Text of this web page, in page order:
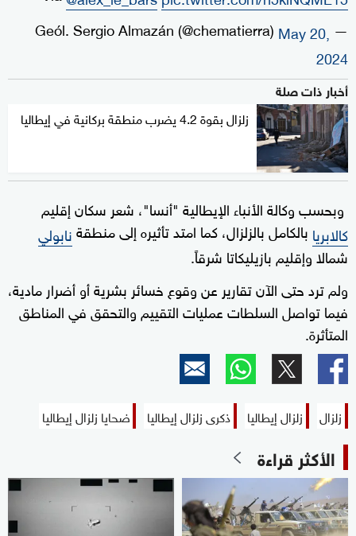
— Geól. Sergio Almazán (@chematierra)
May 20,
2024
أخبار ذات صلة
زلزال بقوة 4.2 يضرب منطقة بركانية في إيطاليا
وبحسب وكالة الأنباء الإيطالية "أنسا"، شعر سكان إقليم
كالابريا بالكامل بالزلزال، كما امتد تأثيره إلى منطقةنابولي
شمالا وإقليم بازيليكاتا شرقاً.
ولم ترد حتى الآن تقارير عن وقوع خسائر بشرية أو أضرار مادية،
فيما تواصل السلطات عمليات التقييم والتحقق في المناطق
المتأثرة.
زلزال زلزال إيطاليا ذكرى زلزال إيطاليا ضحايا زلزال إيطاليا
الأكثر قراءة